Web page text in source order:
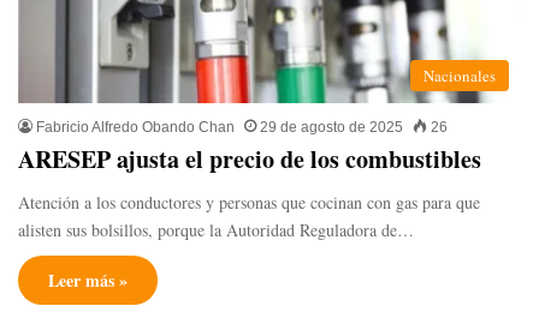
Nacionales
Fabricio Alfredo Obando Chan 29 de agosto de 2025 26
ARESEP ajusta el precio de los combustibles
Atención a los conductores y personas que cocinan con gas para que
alisten sus bolsillos, porque la Autoridad Reguladora de…
Leer más »